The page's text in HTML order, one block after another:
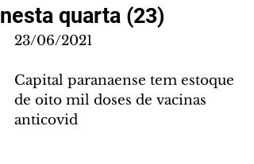
nesta quarta (23)
23/06/2021
Capital paranaense tem estoque
de oito mil doses de vacinas
anticovid